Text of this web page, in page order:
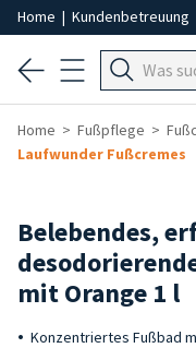
Home | Kundenbetreuung
Home Fußpflege
Laufwunder Fußcremes
Belebendes,
mit Orange 1 l
Konzentriertes Fußbad